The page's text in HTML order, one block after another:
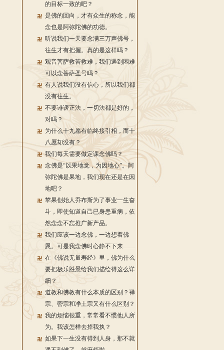
的目标一致的吧？
是佛的回向，才有众生的称念，能
念也是阿弥陀佛的功德。
听说我们一天要念满三万声佛号，
往生才有把握。真的是这样吗？
观音菩萨救苦救难，我们遇到困难
可以念菩萨圣号吗？
有人说我们没有信心，所以我们都
没有往生。
不要诽谤正法，一切法都是好的，
对吗？
为什么十九愿有临终接引相，而十
八愿却没有？
我们每天需要做定课念佛吗？
念佛是“以果地觉，为因地心”。阿
弥陀佛是果地，我们现在还是在因
地吧？
苹果创始人乔布斯为了事业一生奋
斗，即使知道自己已身患重病，依
然念念不忘推广新产品。
我们应该一边念佛，一边想着佛
恩。可是我念佛时心静不下来……
在《佛说无量寿经》里，佛为什么
要把极乐胜景给我们描绘得这么详
细？
道教和佛教有什么本质的区别？禅
宗、密宗和净土宗又有什么区别？
我的烦恼很重，常常看不惯他人所
为。我该怎样去掉我执？
如果下一生没有得到人身，那不就